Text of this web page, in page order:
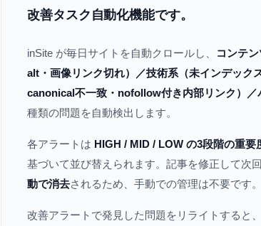
改善タスク自動化機能です。
inSite が毎日サイトを自動クロールし、
コンテ
alt・画像リンク切れ）／技術系（未インデック
canonical不一致・nofollow付き内部リンク）／
種類の問題を自動検出します。
各アラートは HIGH / MID / LOW の3段階の重要
基づいて並び替えられます。記事を修正して次
動で消去されるため、手動での管理は不要です。
改善アラートで発見した問題をリライトすると、